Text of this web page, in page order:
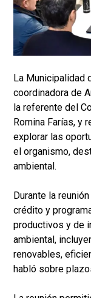
La Municipalidad
coordinadora de
la referente del
Romina Farías, y
explorar las
el organismo,
ambiental.
Durante la
crédito y
productivos y de
ambiental,
renovables,
habló sobre